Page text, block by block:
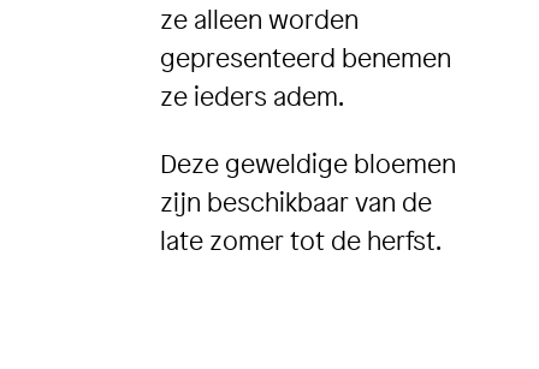
ze alleen worden
gepresenteerd benemen
ze ieders adem.
Deze geweldige bloemen
zijn beschikbaar van de
late zomer tot de herfst.